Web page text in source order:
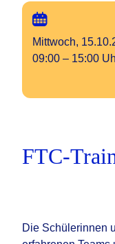
Mittwoch,
09:00 – 15:00
FTC-
Die Schülerinnen